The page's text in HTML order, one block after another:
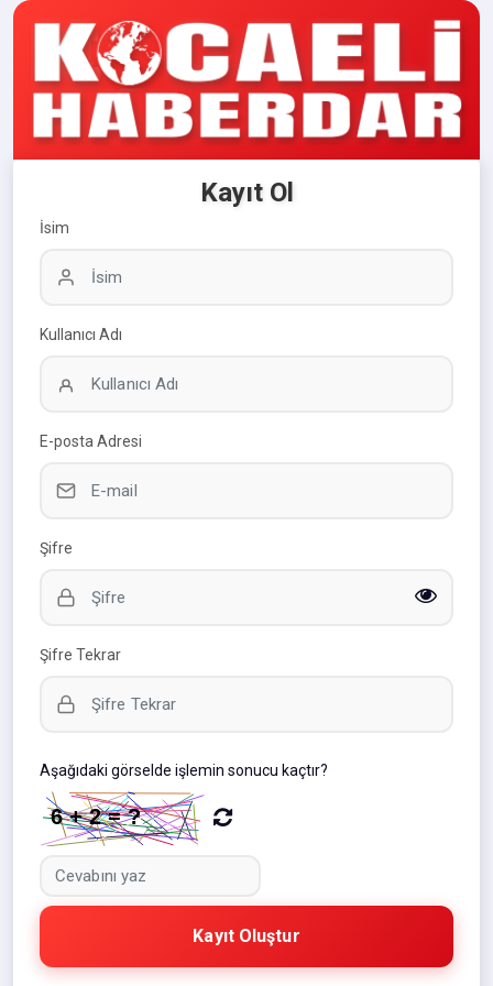
Kayıt Ol
İsim
Kullanıcı Adı
E-posta Adresi
Şifre
Şifre Tekrar
Aşağıdaki görselde işlemin sonucu kaçtır?
Kayıt Oluştur